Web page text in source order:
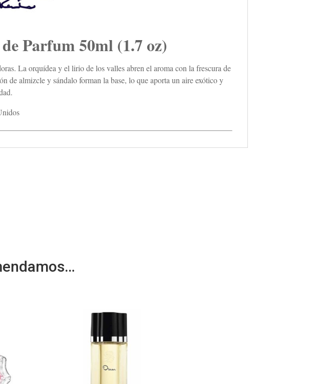
Parfum 50ml (1.7 oz)
La orquídea y el lirio de los valles abren el aroma con la frescura de
de almizcle y sándalo forman la base, lo que aporta un aire exótico y